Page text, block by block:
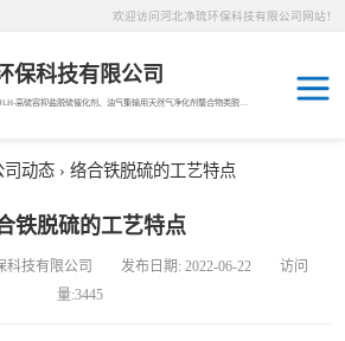
欢迎访问河北净琉环保科技有限公司网站！
保科技有限公司
高效络合铁脱硫催化剂、JLH-高硫容抑盐脱硫催化剂、油气集输用天然气净化剂螯合物类脱硫剂，液相氧化还原脱硫催化剂、液相氧化还原脱硫补充剂、液相氧化还原脱硫溶液分散剂、JL-12活化MDEA脱碳剂、JL-14深度脱碳剂、沼气脱硫剂、焦油破乳剂
司动态 › 络合铁脱硫的工艺特点
铁脱硫的工艺特点
科技有限公司 发布日期: 2022-06-22 访问
量:3445